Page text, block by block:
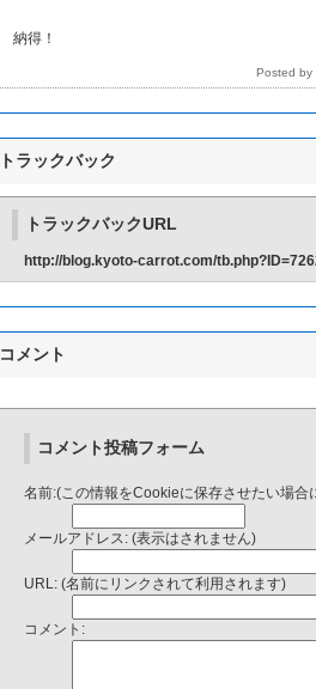
納得！
Posted
トラックバック
トラックバックURL
http://blog.kyoto-carrot.com/
コメント
コメント投稿フォーム
名前:(この情報をCookieに保存させたい場合
メールアドレス: (表示はされません)
URL: (名前にリンクされて利用されます)
コメント: